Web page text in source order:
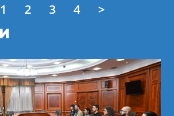
1 2 3 4 >